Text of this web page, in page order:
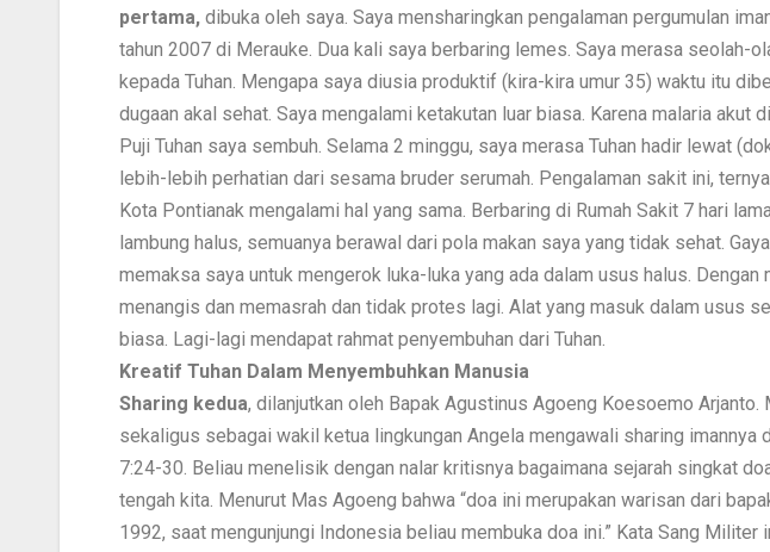
pertama, dibuka oleh saya. Saya mensharingkan pengalaman pergumulan
tahun 2007 di Merauke. Dua kali saya berbaring lemes. Saya merasa seolah-
kepada Tuhan. Mengapa saya diusia produktif (kira-kira umur 35) waktu itu
dugaan akal sehat. Saya mengalami ketakutan luar biasa. Karena malaria akut
Puji Tuhan saya sembuh. Selama 2 minggu, saya merasa Tuhan hadir lewat
lebih-lebih perhatian dari sesama bruder serumah. Pengalaman sakit ini,
Kota Pontianak mengalami hal yang sama. Berbaring di Rumah Sakit 7 hari
lambung halus, semuanya berawal dari pola makan saya yang tidak sehat.
memaksa saya untuk mengerok luka-luka yang ada dalam usus halus. Dengan
menangis dan memasrah dan tidak protes lagi. Alat yang masuk dalam usus
biasa. Lagi-lagi mendapat rahmat penyembuhan dari Tuhan.
Kreatif Tuhan Dalam Menyembuhkan Manusia
Sharing kedua, dilanjutkan oleh Bapak Agustinus Agoeng Koesoemo Arjanto.
sekaligus sebagai wakil ketua lingkungan Angela mengawali sharing imannya
7:24-30. Beliau menelisik dengan nalar kritisnya bagaimana sejarah singkat
tengah kita. Menurut Mas Agoeng bahwa “doa ini merupakan warisan dari
1992, saat mengunjungi Indonesia beliau membuka doa ini.” Kata Sang Militer